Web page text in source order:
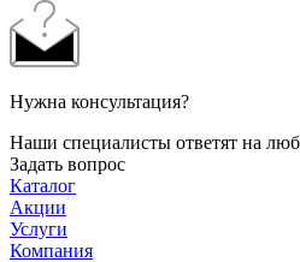
Нужна консультация?
Наши специалисты ответят на
Задать вопрос
Каталог
Акции
Услуги
Компания